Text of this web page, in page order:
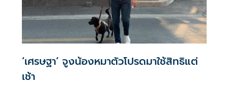
‘เศรษฐา’ จูงน้องหมาตัวโปรดมาใช้สิทธิแต่
เช้า